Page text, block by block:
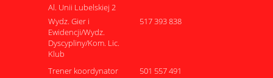
Al. Unii Lubelskiej 2
Wydz. Gier i
Ewidencji/Wydz.
Dyscypliny/Kom. Lic.
Klub
517 393 838
Trener koordynator 501 557 491